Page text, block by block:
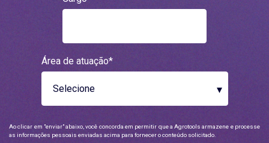
Área de atuação*
Ao clicar em "enviar" abaixo, você concorda em permitir que a Agrotools armazene e processe
as informações pessoais enviadas acima para fornecer o conteúdo solicitado.